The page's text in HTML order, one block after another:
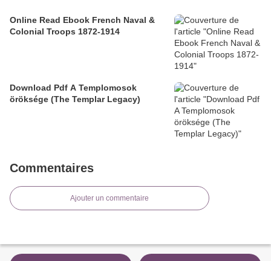
Online Read Ebook French Naval &
Colonial Troops 1872-1914
Download Pdf A Templomosok
öröksége (The Templar Legacy)
Commentaires
Ajouter un commentaire